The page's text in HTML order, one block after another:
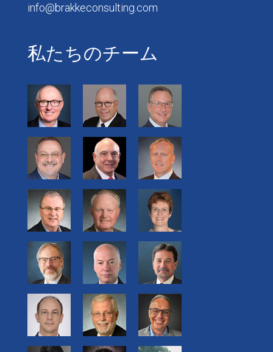
info@brakkeconsulting.com
私たちのチーム